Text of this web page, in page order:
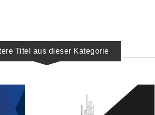
Titel aus dieser Kategorie
IN DEN WARENKORB